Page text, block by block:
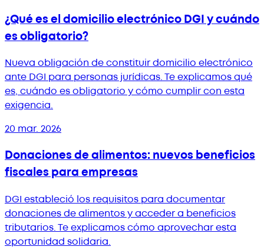
¿Qué es el domicilio electrónico DGI y cuándo
es obligatorio?
Nueva obligación de constituir domicilio electrónico
ante DGI para personas jurídicas. Te explicamos qué
es, cuándo es obligatorio y cómo cumplir con esta
exigencia.
20 mar. 2026
Donaciones de alimentos: nuevos beneficios
fiscales para empresas
DGI estableció los requisitos para documentar
donaciones de alimentos y acceder a beneficios
tributarios. Te explicamos cómo aprovechar esta
oportunidad solidaria.